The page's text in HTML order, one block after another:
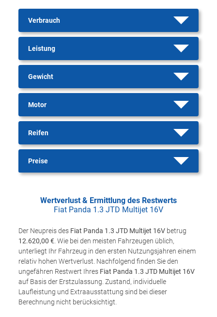
Verbrauch
Leistung
Gewicht
Motor
Reifen
Preise
Wertverlust & Ermittlung des Restwerts
Fiat Panda 1.3 JTD Multijet 16V
Der Neupreis des Fiat Panda 1.3 JTD Multijet 16V betrug
12.620,00 € . Wie bei den meisten Fahrzeugen üblich,
unterliegt Ihr Fahrzeug in den ersten Nutzungsjahren einem
relativ hohen Wertverlust. Nachfolgend finden Sie den
ungefähren Restwert Ihres Fiat Panda 1.3 JTD Multijet 16V
auf Basis der Erstzulassung. Zustand, individuelle
Laufleistung und Extraausstattung sind bei dieser
Berechnung nicht berücksichtigt.